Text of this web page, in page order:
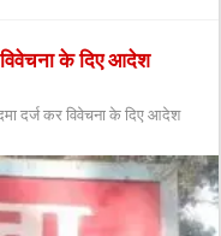
के दिए आदेश
दर्ज कर विवेचना के दिए आदेश